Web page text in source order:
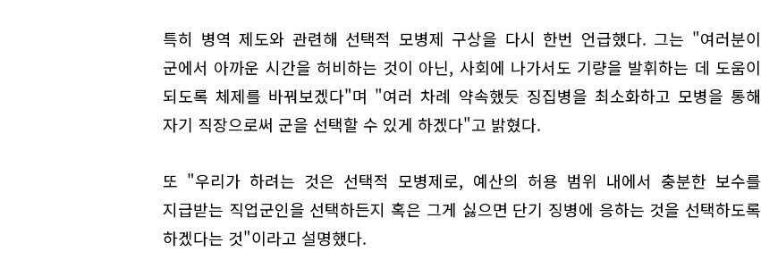
특히 병역 제도와 관련해 선택적 모병제 구상을 다시 한번 언급했다. 그는 "여러분이
군에서 아까운 시간을 허비하는 것이 아닌, 사회에 나가서도 기량을 발휘하는 데 도움이
되도록 체제를 바꿔보겠다"며 "여러 차례 약속했듯 징집병을 최소화하고 모병을 통해
자기 직장으로써 군을 선택할 수 있게 하겠다"고 밝혔다.
또 "우리가 하려는 것은 선택적 모병제로, 예산의 허용 범위 내에서 충분한 보수를
지급받는 직업군인을 선택하든지 혹은 그게 싫으면 단기 징병에 응하는 것을 선택하도록
하겠다는 것"이라고 설명했다.